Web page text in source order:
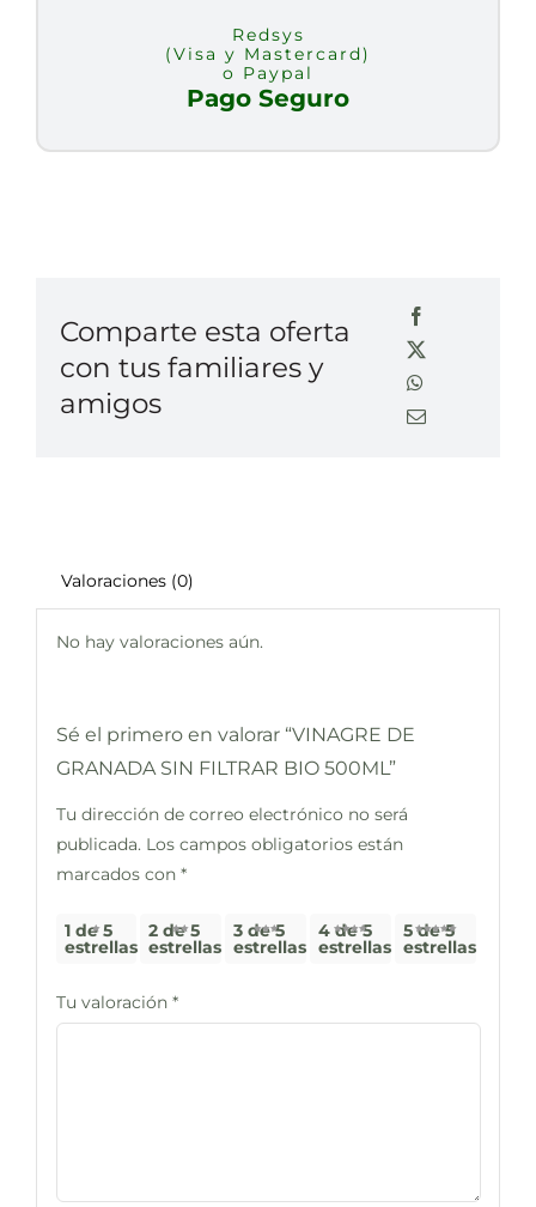
Redsys
(Visa y Mastercard)
o Paypal
Pago Seguro
Comparte esta oferta
con tus familiares y
amigos
Valoraciones (0)
No hay valoraciones aún.
Sé el primero en valorar “VINAGRE DE
GRANADA SIN FILTRAR BIO 500ML”
Tu dirección de correo electrónico no será
publicada. Los campos obligatorios están
marcados con *
1 de 5
estrellas
2 de 5
estrellas
3 de 5
estrellas
4 de 5
estrellas
5 de 5
estrellas
Tu valoración *